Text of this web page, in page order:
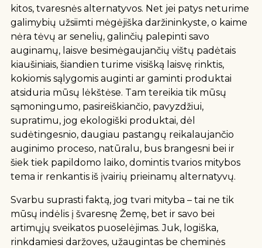
kitos, tvaresnės alternatyvos. Net jei patys neturime
galimybių užsiimti mėgėjiška daržininkyste, o kaime
nėra tėvų ar senelių, galinčių palepinti savo
auginamų, laisve besimėgaujančių vištų padėtais
kiaušiniais, šiandien turime visišką laisvę rinktis,
kokiomis sąlygomis auginti ar gaminti produktai
atsiduria mūsų lėkštėse. Tam tereikia tik mūsų
sąmoningumo, pasireiškiančio, pavyzdžiui,
supratimu, jog ekologiški produktai, dėl
sudėtingesnio, daugiau pastangų reikalaujančio
auginimo proceso, natūralu, bus brangesni bei ir
šiek tiek papildomo laiko, domintis tvarios mitybos
tema ir renkantis iš įvairių prieinamų alternatyvų.
Svarbu suprasti faktą, jog tvari mityba – tai ne tik
mūsų indėlis į švaresnę Žemę, bet ir savo bei
artimųjų sveikatos puoselėjimas. Juk, logiška,
rinkdamiesi daržoves, užaugintas be cheminės